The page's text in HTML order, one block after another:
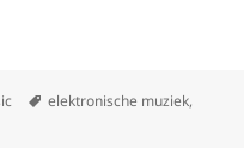
Tags
elektronische muziek,